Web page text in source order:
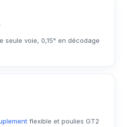
seule voie, 0,15° en décodage
flexible et poulies GT2